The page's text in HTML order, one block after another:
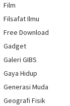
Film
Filsafat Ilmu
Free Download
Gadget
Galeri GIBS
Gaya Hidup
Generasi Muda
Geografi Fisik